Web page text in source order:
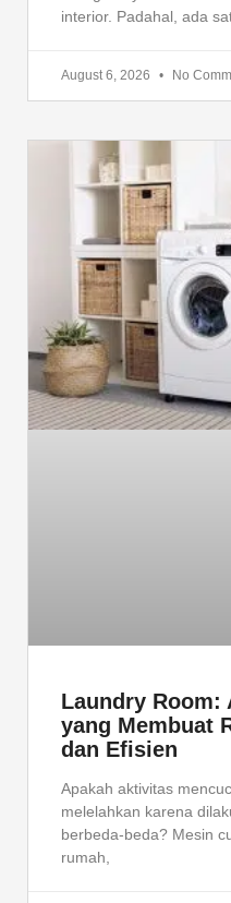
interior. Padahal, ada
August 6, 2026 No
Laundry Room:
yang Membuat
dan Efisien
Apakah aktivitas
melelahkan karena
berbeda-beda? Mesin
rumah,